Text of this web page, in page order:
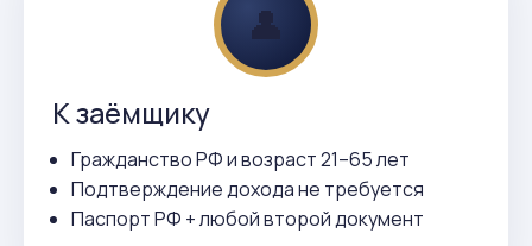
👤
К заёмщику
Гражданство РФ и возраст 21–65 лет
Подтверждение дохода не требуется
Паспорт РФ + любой второй документ